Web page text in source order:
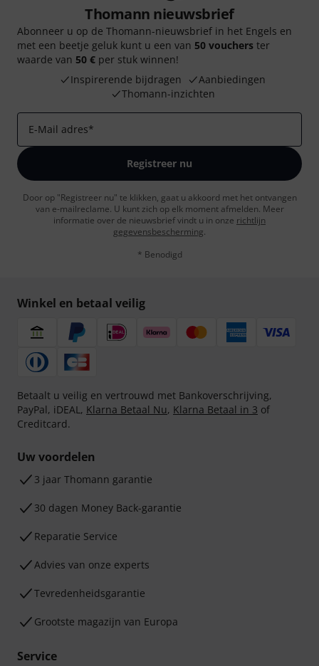
Thomann nieuwsbrief
Abonneer u op de Thomann-nieuwsbrief in het Engels en
met een beetje geluk kunt u een van 50 vouchers ter
waarde van 50 € per stuk winnen!
Inspirerende bijdragen
Aanbiedingen
Thomann-inzichten
E-Mail adres*
Registreer nu
Door op "Registreer nu" te klikken, gaat u akkoord met het ontvangen
van e-mailreclame. U kunt zich op elk moment afmelden. Meer
informatie over de nieuwsbrief vindt u in onze richtlijn
gegevensbescherming.
* Benodigd
Winkel en betaal veilig
Betaalt u veilig en vertrouwd met Bankoverschrijving,
PayPal, iDEAL, Klarna Betaal Nu, Klarna Betaal in 3 of
Creditcard.
Uw voordelen
3 jaar Thomann garantie
30 dagen Money Back-garantie
Reparatie Service
Advies van onze experts
Tevredenheidsgarantie
Grootste magazijn van Europa
Service